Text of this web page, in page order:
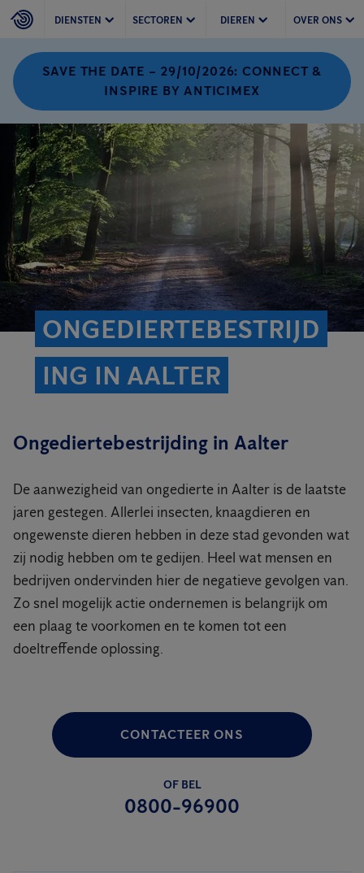
DIENSTEN SECTOREN DIEREN OVER ONS
SAVE THE DATE – 29/10/2026: CONNECT &
INSPIRE BY ANTICIMEX
ONGEDIERTEBESTRIJD
ING IN AALTER
Ongediertebestrijding in Aalter
De aanwezigheid van ongedierte in Aalter is de laatste
jaren gestegen. Allerlei insecten, knaagdieren en
ongewenste dieren hebben in deze stad gevonden wat
zij nodig hebben om te gedijen. Heel wat mensen en
bedrijven ondervinden hier de negatieve gevolgen van.
Zo snel mogelijk actie ondernemen is belangrijk om
een plaag te voorkomen en te komen tot een
doeltreffende oplossing.
CONTACTEER ONS
OF BEL
0800-96900